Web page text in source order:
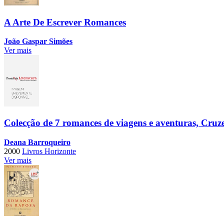
A Arte De Escrever Romances
João Gaspar Simões
Ver mais
Colecção de 7 romances de viagens e aventuras,
Deana Barroqueiro
2000 Livros Horizonte
Ver mais